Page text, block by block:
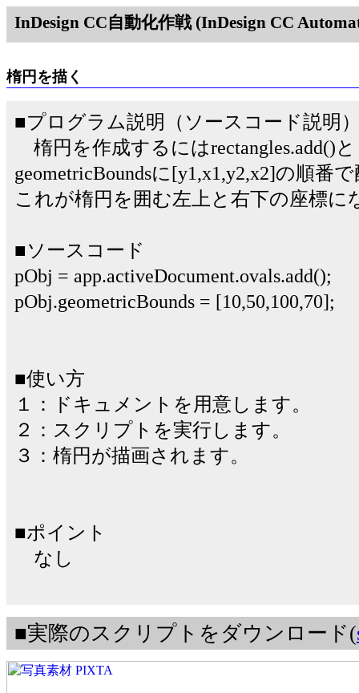
InDesign CC自動化作戦 (InDesign CC
楕円を描く
■プログラム説明（ソースコード説明
楕円を作成するにはrectangles.add()
geometricBoundsに[y1,x1,y2,x2]の順番
これが楕円を囲む左上と右下の座標に
■ソースコード
pObj = app.activeDocument.ovals.add();
pObj.geometricBounds = [10,50,100,70];
■使い方
１：ドキュメントを用意します。
２：スクリプトを実行します。
３：楕円が描画されます。
■ポイント
なし
■実際のスクリプトをダウンロード(